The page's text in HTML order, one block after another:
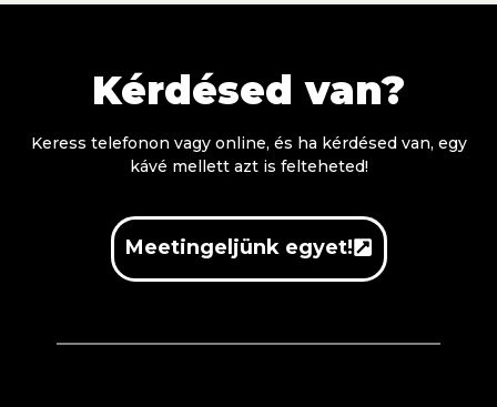
Kérdésed van?
Keress telefonon vagy online, és ha kérdésed van, egy
kávé mellett azt is felteheted!
Meetingeljünk egyet!